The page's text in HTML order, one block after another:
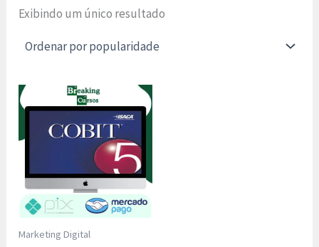
Exibindo um único resultado
Marketing Digital